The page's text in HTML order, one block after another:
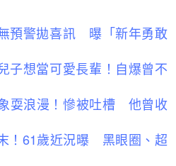
預警拋喜訊 曝「新年勇敢
子想當可愛長輩！自爆曾不
耍浪漫！慘被吐槽 他曾收
！61歲近況曝 黑眼圈、超